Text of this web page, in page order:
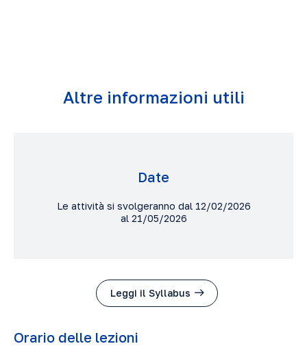
Altre informazioni utili
Date
Le attività si svolgeranno dal 12/02/2026
al 21/05/2026
Leggi il Syllabus
Orario delle lezioni